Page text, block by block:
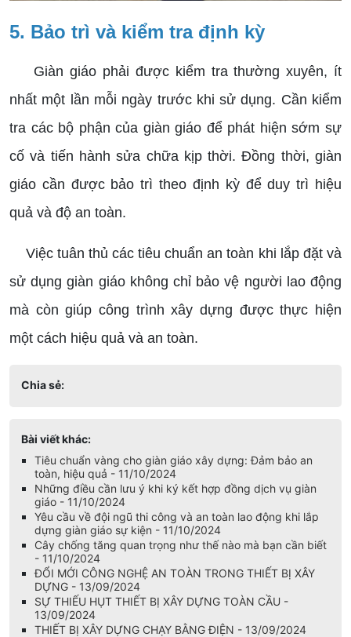
5. Bảo trì và kiểm tra định kỳ
Giàn giáo phải được kiểm tra thường xuyên, ít
nhất một lần mỗi ngày trước khi sử dụng. Cần kiểm
tra các bộ phận của giàn giáo để phát hiện sớm sự
cố và tiến hành sửa chữa kịp thời. Đồng thời, giàn
giáo cần được bảo trì theo định kỳ để duy trì hiệu
quả và độ an toàn.
Việc tuân thủ các tiêu chuẩn an toàn khi lắp đặt và
sử dụng giàn giáo không chỉ bảo vệ người lao động
mà còn giúp công trình xây dựng được thực hiện
một cách hiệu quả và an toàn.
Chia sẻ:
Bài viết khác:
Tiêu chuẩn vàng cho giàn giáo xây dựng: Đảm bảo an
toàn, hiệu quả - 11/10/2024
Những điều cần lưu ý khi ký kết hợp đồng dịch vụ giàn
giáo - 11/10/2024
Yêu cầu về đội ngũ thi công và an toàn lao động khi lắp
dựng giàn giáo sự kiện - 11/10/2024
Cây chống tăng quan trọng như thế nào mà bạn cần biết
- 11/10/2024
ĐỔI MỚI CÔNG NGHỆ AN TOÀN TRONG THIẾT BỊ XÂY
DỰNG - 13/09/2024
SỰ THIẾU HỤT THIẾT BỊ XÂY DỰNG TOÀN CẦU -
13/09/2024
THIẾT BỊ XÂY DỰNG CHẠY BẰNG ĐIỆN - 13/09/2024